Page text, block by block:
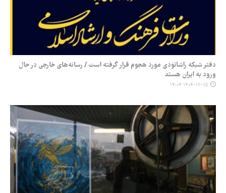
دفتر شبکه راشاتودی مورد هجوم قرار گرفته است / رسانه‌های خارجی در حال
ورود به ایران هستد
۱۴۰۴-۱۲-۱۵ ۱۴:۰۴